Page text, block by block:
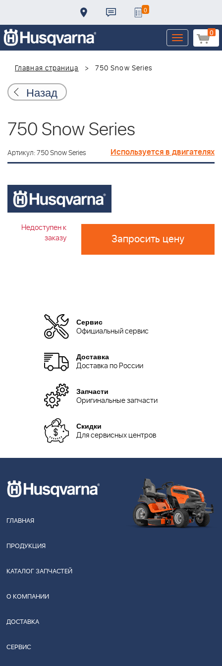
0
0
Toggle
navigation
Главная страница
750 Snow Series
Назад
750 Snow Series
Артикул: 750 Snow Series Используется в двигателях
Недоступен к
заказу
Запросить цену
Сервис
Официальный сервис
Доставка
Доставка по России
Запчасти
Оригинальные запчасти
Скидки
Для сервисных центров
ГЛАВНАЯ
ПРОДУКЦИЯ
КАТАЛОГ ЗАПЧАСТЕЙ
О КОМПАНИИ
ДОСТАВКА
СЕРВИС